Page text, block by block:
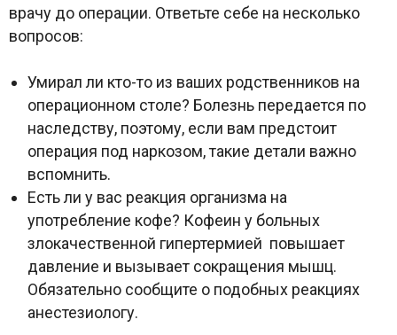
врачу до операции. Ответьте себе на несколько
вопросов:
Умирал ли кто-то из ваших родственников на
операционном столе? Болезнь передается по
наследству, поэтому, если вам предстоит
операция под наркозом, такие детали важно
вспомнить.
Есть ли у вас реакция организма на
употребление кофе? Кофеин у больных
злокачественной гипертермией повышает
давление и вызывает сокращения мышц.
Обязательно сообщите о подобных реакциях
анестезиологу.